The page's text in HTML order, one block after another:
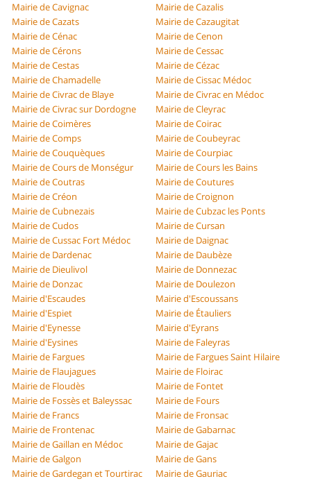
Mairie de Cavignac
Mairie de Cazalis
Mairie de Cazats
Mairie de Cazaugitat
Mairie de Cénac
Mairie de Cenon
Mairie de Cérons
Mairie de Cessac
Mairie de Cestas
Mairie de Cézac
Mairie de Chamadelle
Mairie de Cissac Médoc
Mairie de Civrac de Blaye
Mairie de Civrac en Médoc
Mairie de Civrac sur Dordogne
Mairie de Cleyrac
Mairie de Coimères
Mairie de Coirac
Mairie de Comps
Mairie de Coubeyrac
Mairie de Couquèques
Mairie de Courpiac
Mairie de Cours de Monségur
Mairie de Cours les Bains
Mairie de Coutras
Mairie de Coutures
Mairie de Créon
Mairie de Croignon
Mairie de Cubnezais
Mairie de Cubzac les Ponts
Mairie de Cudos
Mairie de Cursan
Mairie de Cussac Fort Médoc
Mairie de Daignac
Mairie de Dardenac
Mairie de Daubèze
Mairie de Dieulivol
Mairie de Donnezac
Mairie de Donzac
Mairie de Doulezon
Mairie d'Escaudes
Mairie d'Escoussans
Mairie d'Espiet
Mairie de Étauliers
Mairie d'Eynesse
Mairie d'Eyrans
Mairie d'Eysines
Mairie de Faleyras
Mairie de Fargues
Mairie de Fargues Saint Hilaire
Mairie de Flaujagues
Mairie de Floirac
Mairie de Floudès
Mairie de Fontet
Mairie de Fossès et Baleyssac
Mairie de Fours
Mairie de Francs
Mairie de Fronsac
Mairie de Frontenac
Mairie de Gabarnac
Mairie de Gaillan en Médoc
Mairie de Gajac
Mairie de Galgon
Mairie de Gans
Mairie de Gardegan et Tourtirac
Mairie de Gauriac